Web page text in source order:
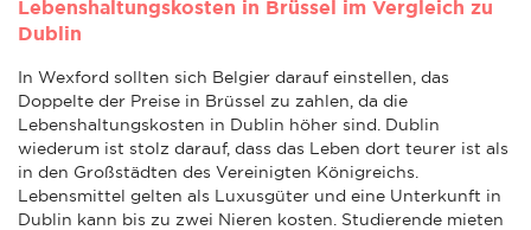
Lebenshaltungskosten in Brüssel im Vergleich zu
Dublin
In Wexford sollten sich Belgier darauf einstellen, das
Doppelte der Preise in Brüssel zu zahlen, da die
Lebenshaltungskosten in Dublin höher sind. Dublin
wiederum ist stolz darauf, dass das Leben dort teurer ist als
in den Großstädten des Vereinigten Königreichs.
Lebensmittel gelten als Luxusgüter und eine Unterkunft in
Dublin kann bis zu zwei Nieren kosten. Studierende mieten